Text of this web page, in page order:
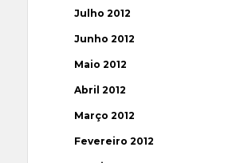
Julho 2012
Junho 2012
Maio 2012
Abril 2012
Março 2012
Fevereiro 2012